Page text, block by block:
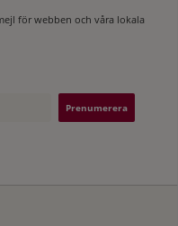
för webben och våra lokala